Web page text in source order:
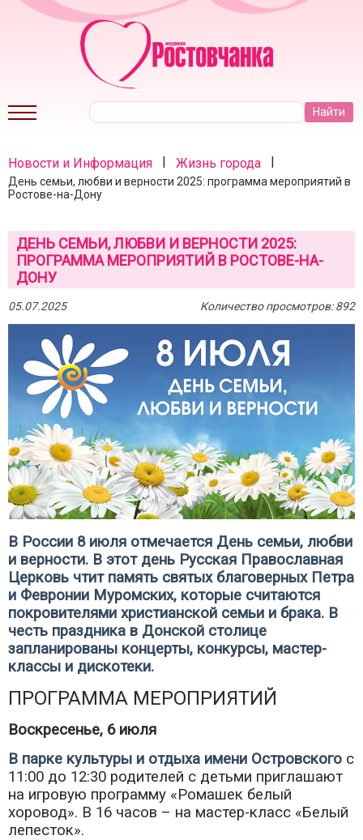
Новости и Информация | Жизнь города |
День семьи, любви и верности 2025: программа мероприятий в
Ростове-на-Дону
ДЕНЬ СЕМЬИ, ЛЮБВИ И ВЕРНОСТИ 2025:
ПРОГРАММА МЕРОПРИЯТИЙ В РОСТОВЕ-НА-
ДОНУ
05.07.2025 Количество просмотров: 892
В России 8 июля отмечается День семьи, любви
и верности. В этот день Русская Православная
Церковь чтит память святых благоверных Петра
и Февронии Муромских, которые считаются
покровителями христианской семьи и брака. В
честь праздника в Донской столице
запланированы концерты, конкурсы, мастер-
классы и дискотеки.
ПРОГРАММА МЕРОПРИЯТИЙ
Воскресенье, 6 июля
В парке культуры и отдыха имени Островского с
11:00 до 12:30 родителей с детьми приглашают
на игровую программу «Ромашек белый
хоровод». В 16 часов – на мастер-класс «Белый
лепесток».